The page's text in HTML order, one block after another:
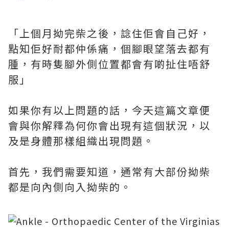
「上個月拗完柴之後，諗住佢會自己好，
點知佢好耐都仲係痛，個腳眼望落去都有
腫，有時隻腳外側位置都會有啲扯住唔舒
服」
如果你有以上問題的話，今天這篇文章便
會與你解釋為何你會出現有這個狀況，以
及是身體那樣組織出現問題。
首先，我們需要知道，通常有大部份拗柴
都是向內側向入拗柴的。